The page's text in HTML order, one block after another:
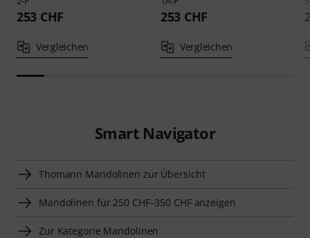
253 CHF
Vergleichen
253 CHF
Vergleichen
Smart Navigator
Thomann Mandolinen zur Übersicht
Mandolinen für 250 CHF–350 CHF anzeigen
Zur Kategorie Mandolinen